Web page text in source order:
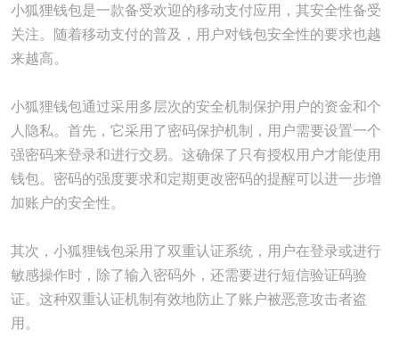
小狐狸钱包是一款备受欢迎的移动支付应用，其安全性备受
关注。随着移动支付的普及，用户对钱包安全性的要求也越
来越高。
小狐狸钱包通过采用多层次的安全机制保护用户的资金和个
人隐私。首先，它采用了密码保护机制，用户需要设置一个
强密码来登录和进行交易。这确保了只有授权用户才能使用
钱包。密码的强度要求和定期更改密码的提醒可以进一步增
加账户的安全性。
其次，小狐狸钱包采用了双重认证系统，用户在登录或进行
敏感操作时，除了输入密码外，还需要进行短信验证码验
证。这种双重认证机制有效地防止了账户被恶意攻击者盗
用。